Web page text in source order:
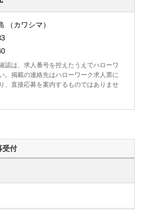
カワシマ）
認は、求人番号を控えたうえでハローワ
。掲載の連絡先はハローワーク求人票に
、直接応募を案内するものではありませ
受付